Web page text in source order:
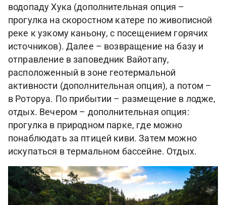
водопаду Хука (дополнительная опция –
прогулка на скоростном катере по живописной
реке к узкому каньону, с посещением горячих
источников). Далее – возвращение на базу и
отправление в заповедник Вайотапу,
расположенный в зоне геотермальной
активности (дополнительная опция), а потом –
в Роторуа. По прибытии – размещение в лодже,
отдых. Вечером – дополнительная опция:
прогулка в природном парке, где можно
понаблюдать за птицей киви. Затем можно
искупаться в термальном бассейне. Отдых.